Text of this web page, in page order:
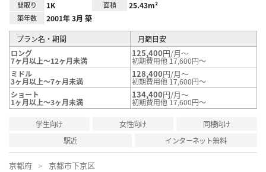
間取り 1K 面積 25.43m²
築年数 2001年 3月 築
プラン名・期間
月額目安
ロング
7ヶ月以上～12ヶ月未満
125,400円/月～
初期費用他 17,600円～
ミドル
3ヶ月以上～7ヶ月未満
128,400円/月～
初期費用他 17,600円～
ショート
1ヶ月以上～3ヶ月未満
134,400円/月～
初期費用他 17,600円～
学生向け 女性向け
同棲向け
駅近
インターネット無料
京都府 京都市下京区